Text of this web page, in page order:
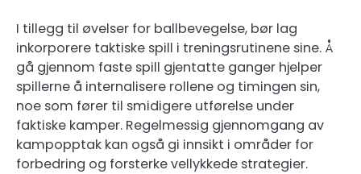
I tillegg til øvelser for ballbevegelse, bør lag
inkorporere taktiske spill i treningsrutinene sine. Å
gå gjennom faste spill gjentatte ganger hjelper
spillerne å internalisere rollene og timingen sin,
noe som fører til smidigere utførelse under
faktiske kamper. Regelmessig gjennomgang av
kampopptak kan også gi innsikt i områder for
forbedring og forsterke vellykkede strategier.